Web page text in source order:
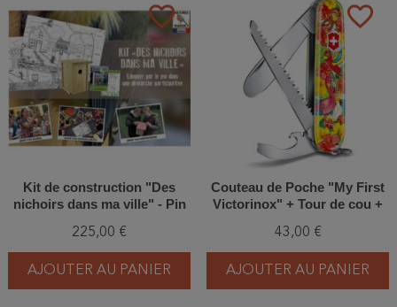
favorite_border
Kit de construction "Des
nichoirs dans ma ville" - Pin
225,00 €
AJOUTER AU PANIER
favorite_border
Couteau de Poche "My First
Victorinox" + Tour de cou +
exotiques
43,00 €
AJOUTER AU PANIER